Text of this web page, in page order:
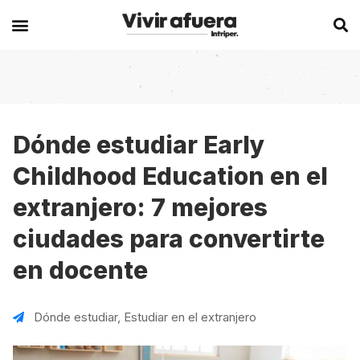
Secciones
Becas
Historias de viajeros
Intercambios
Postgrados
Visas
Europa
Alemania
Bélgica
Chipre
España
Francia
Experiencias en el extranjero
Australia
Canadá
España
Irlanda
Malta
Dónde estudiar Early
Childhood Education en el
extranjero: 7 mejores
ciudades para convertirte
en docente
Dónde estudiar, Estudiar en el extranjero